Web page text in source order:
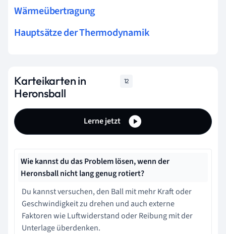
Wärmeübertragung
Hauptsätze der Thermodynamik
Karteikarten in
Heronsball
12
Lerne jetzt
Wie kannst du das Problem lösen, wenn der
Heronsball nicht lang genug rotiert?
Du kannst versuchen, den Ball mit mehr Kraft oder
Geschwindigkeit zu drehen und auch externe
Faktoren wie Luftwiderstand oder Reibung mit der
Unterlage überdenken.